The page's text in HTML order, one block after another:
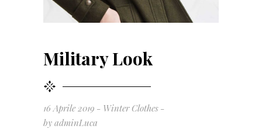
Military Look
16 Aprile 2019
Winter Clothes
by adminLuca